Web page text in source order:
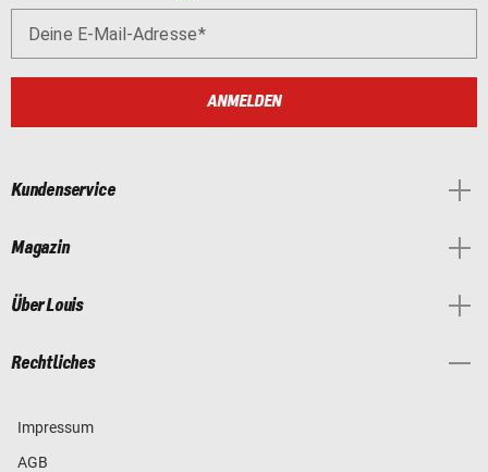
Deine E-Mail-Adresse
ANMELDEN
Kundenservice
Magazin
Über Louis
Rechtliches
Impressum
AGB